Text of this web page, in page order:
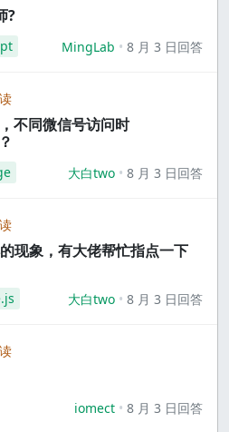
?
MingLab 8 月 3 日回答
不同微信号访问时
大白two 8 月 3 日回答
现象，有大佬帮忙指点一下
大白two 8 月 3 日回答
iomect 8 月 3 日回答